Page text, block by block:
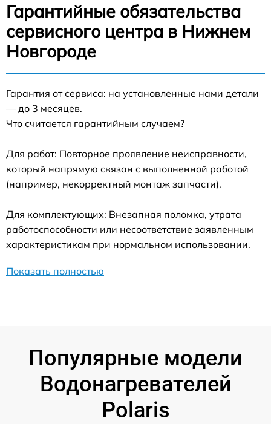
Гарантийные обязательства
сервисного центра в Нижнем
Новгороде
Гарантия от сервиса: на установленные нами детали
— до 3 месяцев.
Что считается гарантийным случаем?
Для работ: Повторное проявление неисправности,
который напрямую связан с выполненной работой
(например, некорректный монтаж запчасти).
Для комплектующих: Внезапная поломка, утрата
работоспособности или несоответствие заявленным
характеристикам при нормальном использовании.
Показать полностью
Популярные модели
Водонагревателей
Polaris